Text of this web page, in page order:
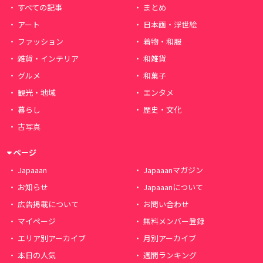
すべての記事
まとめ
アート
日本画・浮世絵
ファッション
着物・和服
雑貨・インテリア
和雑貨
グルメ
和菓子
観光・地域
エンタメ
暮らし
歴史・文化
古写真
ページ
Japaaan
Japaaanマガジン
お知らせ
Japaaanについて
広告掲載について
お問い合わせ
マイページ
無料メンバー登録
エリア別アーカイブ
月別アーカイブ
本日の人気
週間ランキング